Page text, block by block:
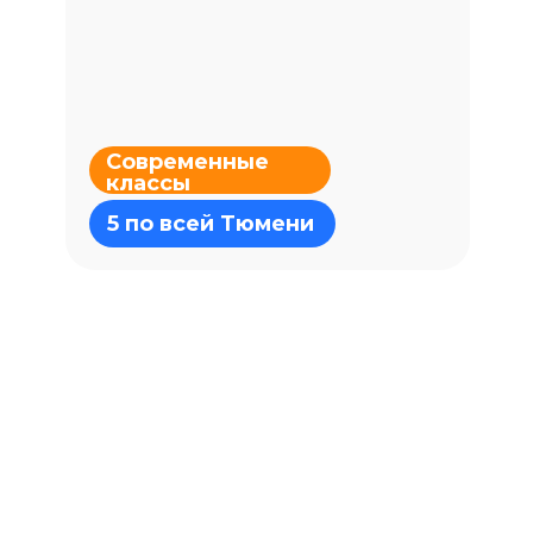
Современные
классы
5 по всей Тюмени
+7